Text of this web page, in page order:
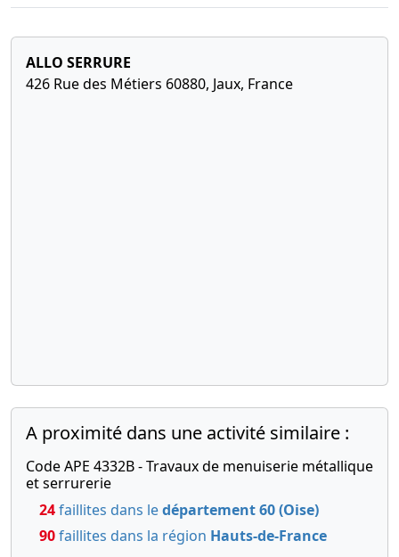
ALLO SERRURE
426 Rue des Métiers 60880, Jaux, France
A proximité dans une activité similaire :
Code APE 4332B - Travaux de menuiserie métallique
et serrurerie
24faillites dans ledépartement 60 (Oise)
90faillites dans la région Hauts-de-France